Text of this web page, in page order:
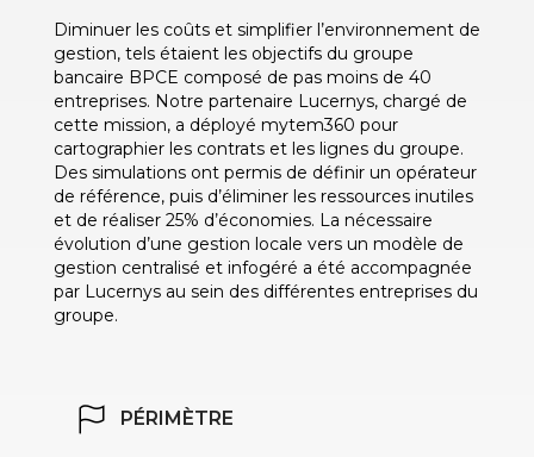
Diminuer les coûts et simplifier l’environnement de
gestion, tels étaient les objectifs du groupe
bancaire BPCE composé de pas moins de 40
entreprises. Notre partenaire Lucernys, chargé de
cette mission, a déployé mytem360 pour
cartographier les contrats et les lignes du groupe.
Des simulations ont permis de définir un opérateur
de référence, puis d’éliminer les ressources inutiles
et de réaliser 25% d’économies. La nécessaire
évolution d’une gestion locale vers un modèle de
gestion centralisé et infogéré a été accompagnée
par Lucernys au sein des différentes entreprises du
groupe.
PÉRIMÈTRE